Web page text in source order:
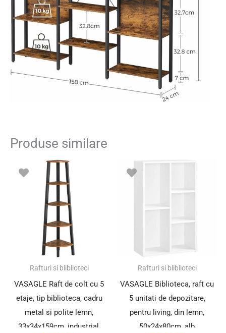
Produse similare
Rafturi si bliblioteci
VASAGLE Raft de colt cu 5
etaje, tip biblioteca, cadru
metal si polite lemn,
33x34x159cm, industrial,
Rafturi si bliblioteci
VASAGLE Biblioteca, raft cu
5 unitati de depozitare,
pentru living, din lemn,
50x24x80cm, alb